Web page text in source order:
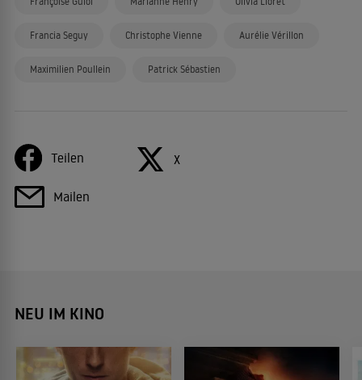
Francia Seguy Christophe Vienne Aurélie Vérillon
Maximilien Poullein Patrick Sébastien
Teilen X
Mailen
NEU IM KINO